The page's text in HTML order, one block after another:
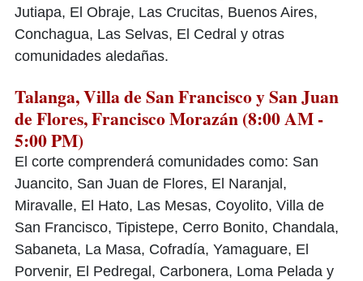
Jutiapa, El Obraje, Las Crucitas, Buenos Aires,
Conchagua, Las Selvas, El Cedral y otras
comunidades aledañas.
Talanga, Villa de San Francisco y San Juan
de Flores, Francisco Morazán (8:00 AM -
5:00 PM)
El corte comprenderá comunidades como: San
Juancito, San Juan de Flores, El Naranjal,
Miravalle, El Hato, Las Mesas, Coyolito, Villa de
San Francisco, Tipistepe, Cerro Bonito, Chandala,
Sabaneta, La Masa, Cofradía, Yamaguare, El
Porvenir, El Pedregal, Carbonera, Loma Pelada y